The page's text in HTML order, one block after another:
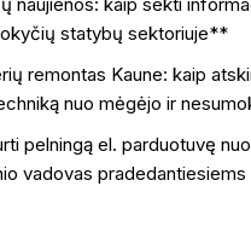
statybų sektoriuje**
remontas Kaune: kaip
nuo mėgėjo ir
pelningą el. parduotuvę
vadovas pradedantiesiems